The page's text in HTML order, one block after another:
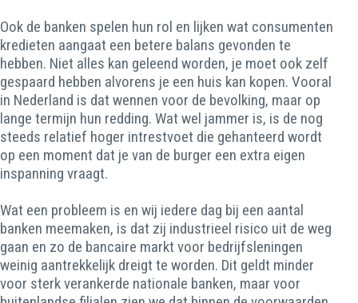
Ook de banken spelen hun rol en lijken wat consumenten
kredieten aangaat een betere balans gevonden te
hebben. Niet alles kan geleend worden, je moet ook zelf
gespaard hebben alvorens je een huis kan kopen. Vooral
in Nederland is dat wennen voor de bevolking, maar op
lange termijn hun redding. Wat wel jammer is, is de nog
steeds relatief hoger intrestvoet die gehanteerd wordt
op een moment dat je van de burger een extra eigen
inspanning vraagt.
Wat een probleem is en wij iedere dag bij een aantal
banken meemaken, is dat zij industrieel risico uit de weg
gaan en zo de bancaire markt voor bedrijfsleningen
weinig aantrekkelijk dreigt te worden. Dit geldt minder
voor sterk verankerde nationale banken, maar voor